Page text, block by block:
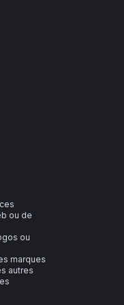
ou de
ou
marques
autres